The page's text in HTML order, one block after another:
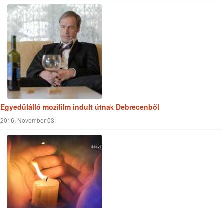
Egyedülálló mozifilm indult útnak Debrecenből
2016. November 03.